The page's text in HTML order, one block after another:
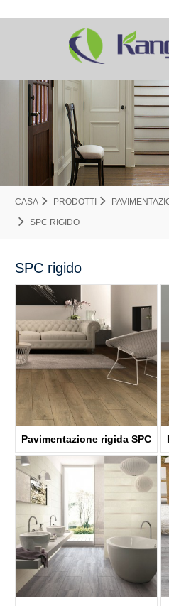
CASA PRODOTTI
SPC RIGIDO
SPC rigido
Pavimentazione rigida SPC
ABA
KTV8033